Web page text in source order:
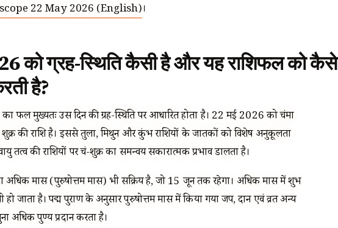
22 May 2026 (English)।
को ग्रह-स्थिति कैसी है और यह राशिफल को कैसे
है?
फल मुख्यतः उस दिन की ग्रह-स्थिति पर आधारित होता है। 22 मई 2026 को चंद्रमा
शुक्र की राशि है। इससे तुला, मिथुन और कुंभ राशियों के जातकों को विशेष अनुकूलता
तत्व की राशियों पर चंद्र-शुक्र का समन्वय सकारात्मक प्रभाव डालता है।
अधिक मास (पुरुषोत्तम मास) भी सक्रिय है, जो 15 जून तक रहेगा। अधिक मास में शुभ
हो जाता है। पद्म पुराण के अनुसार पुरुषोत्तम मास में किया गया जप, दान एवं व्रत अन्य
अधिक पुण्य प्रदान करता है।